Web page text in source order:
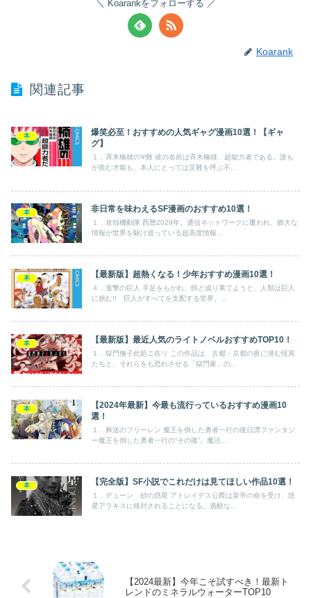
Koarankをフォローする
Koarank
関連記事
本
爆笑必至！おすすめの人気ギャグ漫画10選！【ギャ
グ】
１．斉木楠雄のΨ難 彼の名前は斉木楠雄、超能力者である。誰も
が羨む才能も、本人にとっては災難を呼ぶ不...
本 非日常を味わえるSF漫画のおすすめ10選！
１．攻殻機動隊 西暦2029年。通信ネットワークに覆われ、膨大な
情報が世界を駆け巡っている超高度情報...
本 【最新版】超熱くなる！少年おすすめ漫画10選！
４．進撃の巨人 手足をもがれ、餌と成り果てようと、人類は巨人
に挑む!! 巨人がすべてを支配する世界。...
本 【最新版】最近人気のライトノベルおすすめTOP10！
１．獄門撫子此処ニ在リ この作品は、古都・京都の夜に潜む怪異
たちと、それらをも恐れさせる「獄門家」の...
本
【2024年最新】今最も流行っているおすすめ漫画10
選！
１．葬送のフリーレン 魔王を倒した勇者一行の後日譚ファンタジ
ー魔王を倒した勇者一行の“その後”。魔法...
本 【完全版】SF小説でこれだけは見てほしい作品10選！
１．デューン 砂の惑星 アトレイデス公爵は皇帝の命を受け、惑
星アラキスに移封されることになる。過酷な...
【2024最新】今年こそ試すべき！最新ト
レンドのミネラルウォーターTOP10